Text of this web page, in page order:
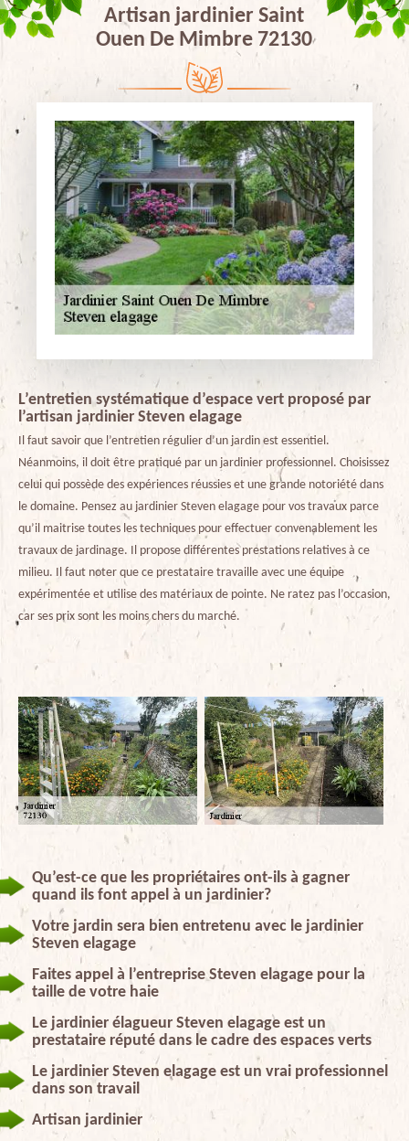
Artisan jardinier Saint
Ouen De Mimbre 72130
L’entretien systématique d’espace vert proposé par
l’artisan jardinier Steven elagage
Il faut savoir que l’entretien régulier d’un jardin est essentiel.
Néanmoins, il doit être pratiqué par un jardinier professionnel. Choisissez
celui qui possède des expériences réussies et une grande notoriété dans
le domaine. Pensez au jardinier Steven elagage pour vos travaux parce
qu’il maitrise toutes les techniques pour effectuer convenablement les
travaux de jardinage. Il propose différentes prestations relatives à ce
milieu. Il faut noter que ce prestataire travaille avec une équipe
expérimentée et utilise des matériaux de pointe. Ne ratez pas l’occasion,
car ses prix sont les moins chers du marché.
Qu’est-ce que les propriétaires ont-ils à gagner
quand ils font appel à un jardinier?
Votre jardin sera bien entretenu avec le jardinier
Steven elagage
Faites appel à l’entreprise Steven elagage pour la
taille de votre haie
Le jardinier élagueur Steven elagage est un
prestataire réputé dans le cadre des espaces verts
Le jardinier Steven elagage est un vrai professionnel
dans son travail
Artisan jardinier